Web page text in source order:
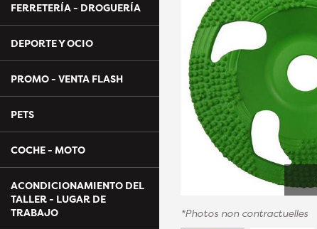
FERRETERÍA - DROGUERÍA
DEPORTE Y OCIO
PROMO - VENTA FLASH
PETS
COCHE - MOTO
ACONDICIONAMIENTO DEL
TALLER - LUGAR DE
TRABAJO
*Photos non contractuelles